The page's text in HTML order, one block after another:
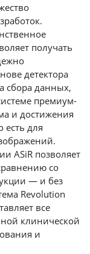
получать
детектора
сбора данных,
премиум-
и достижения
есть для
ASiR позволяет
со
— и без
Revolution
все
клинической
и